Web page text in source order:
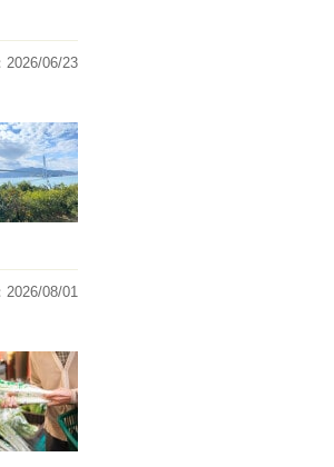
2026/06/23
2026/08/01